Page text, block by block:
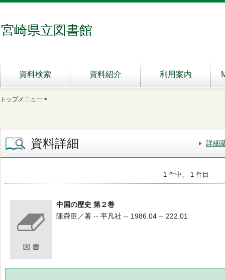
宮崎県立図書館
資料検索 資料紹介 利用案内
トップメニュー >
資料詳細 詳細
1 件中、 1 件目
中国の歴史 第２巻
陳舜臣／著 -- 平凡社 -- 1986.04 -- 222.01